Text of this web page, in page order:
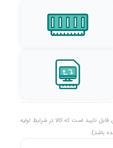
تایید است که کالا در شرایط اولیه
باشد).